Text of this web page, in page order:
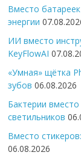
Вместо
энергии
ИИ вместо
KeyFlowAI
«Умная» щётка
зубов 06.08.2026
Бактерии вместо
светильников
Вместо
06.08.2026